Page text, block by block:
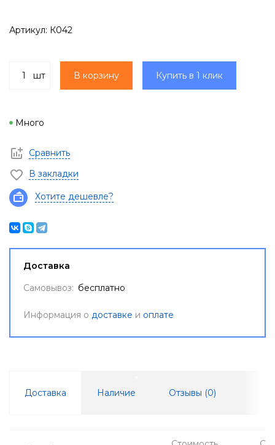
Артикул: К042
шт В корзину Купить в 1 клик
Много
Сравнить
В закладки
Хотите дешевле?
Доставка
Самовывоз: бесплатно
Информация о доставке и оплате
Доставка Наличие Отзывы (0)